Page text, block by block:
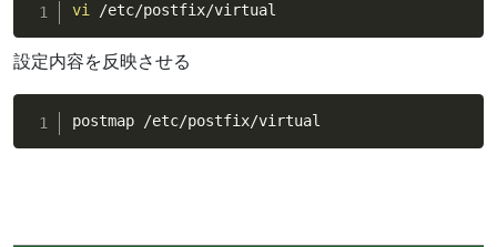
vi /etc/postfix/virtual
設定内容を反映させる
postmap /etc/postfix/virtual